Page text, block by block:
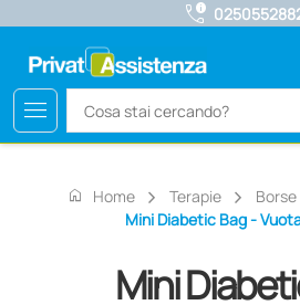
call_quality
menu
home Home Terapie
Mini Diabetic Bag -
Mini